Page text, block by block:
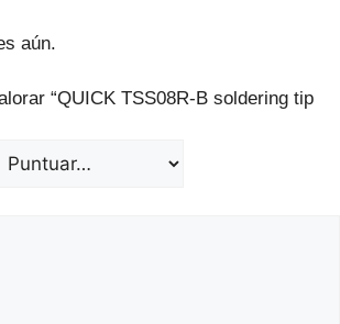
aún.
“QUICK TSS08R-B soldering tip